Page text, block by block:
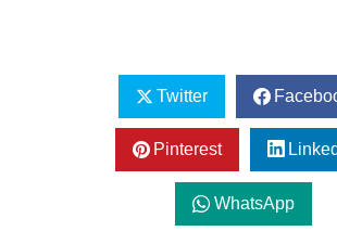
Twitter
Pinterest
WhatsApp